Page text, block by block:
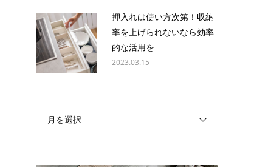
押入れは使い方次第！収納
率を上げられないなら効率
的な活用を
2023.03.15
月を選択